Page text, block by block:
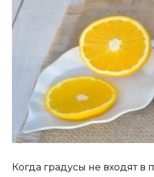
Когда градусы не входят в